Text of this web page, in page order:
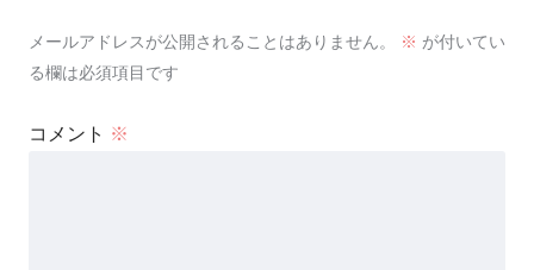
メールアドレスが公開されることはありません。 ※ が付いてい
る欄は必須項目です
コメント ※